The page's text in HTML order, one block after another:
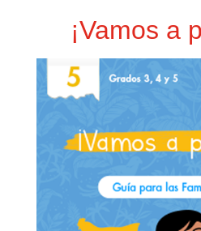
¡Vamos a